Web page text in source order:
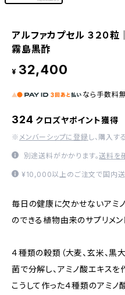
アルファカプセル ３２０粒
霧島黒酢
¥ 32,400
なら 手数料
324 クロズヤポイント獲得
※ メンバーシップに登録 し、購入す
別途送料がかかります。送料を
¥10,000以上のご注文で国内送
毎日の健康に欠かせないアミ
のできる植物由来のサプリメン
４種類の穀類（大麦、玄米、黒
菌で分解し、アミノ酸エキスを
こうして作った４種類のアミ